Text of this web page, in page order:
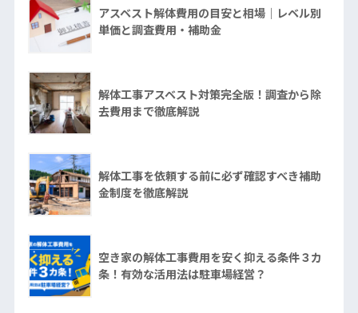
アスベスト解体費用の目安と相場｜レベル別
単価と調査費用・補助金
解体工事アスベスト対策完全版！調査から除
去費用まで徹底解説
解体工事を依頼する前に必ず確認すべき補助
金制度を徹底解説
空き家の解体工事費用を安く抑える条件３カ
条！有効な活用法は駐車場経営？